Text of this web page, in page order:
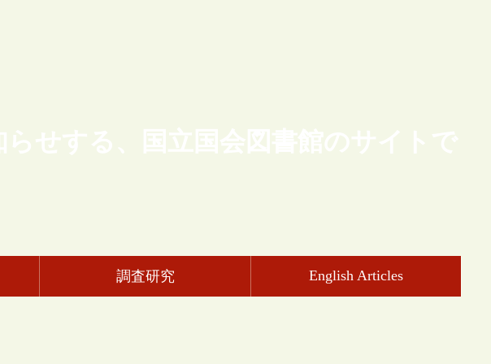
せする、国立国会図書館のサイトで
調査研究 English Articles